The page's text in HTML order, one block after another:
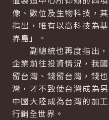
像、數位及生物科技，
指出，唯有以高科技為
界島」。
副總統也再度指出，
企業前往投資情況，我
留台灣、錢留台灣，錢
灣，才不致使台灣成為
中國大陸成為台灣的加
行銷全世界。